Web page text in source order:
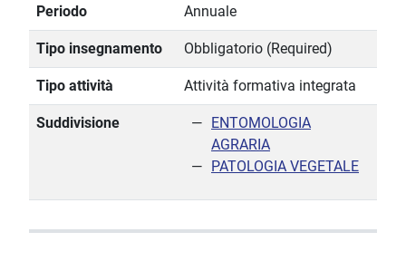
Periodo Annuale
Tipo insegnamento Obbligatorio (Required)
Tipo attività Attività formativa integrata
Suddivisione
ENTOMOLOGIA
AGRARIA
PATOLOGIA VEGETALE